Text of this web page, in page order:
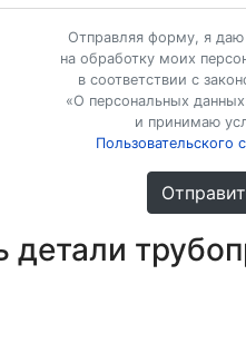
Отправляя форму, я даю
на обработку моих
в соответствии с
«О персональных
и принимаю
Пользовательского
детали